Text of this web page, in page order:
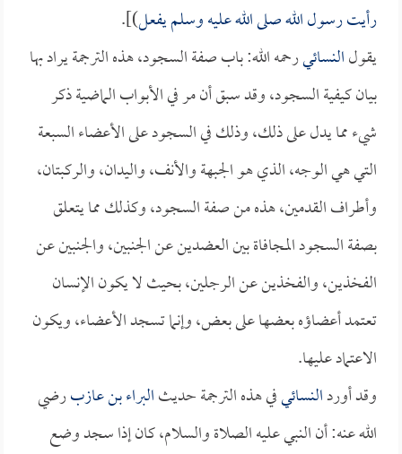
رأيت رسول الله صلى الله عليه وسلم يفعل)].
يقولالنسائيرحمه الله: باب صفة السجود، هذه الترجمة يراد بها
بيان كيفية السجود، وقد سبق أن مر في الأبواب الماضية ذكر
شيء مما يدل على ذلك، وذلك في السجود على الأعضاء السبعة
التي هي الوجه، الذي هو الجبهة والأنف، واليدان، والركبتان،
وأطراف القدمين، هذه من صفة السجود، وكذلك مما يتعلق
بصفة السجود المجافاة بين العضدين عن الجنبين، والجنبين عن
الفخذين، والفخذين عن الرجلين، بحيث لا يكون الإنسان
تعتمد أعضاؤه بعضها على بعض، وإنما تسجد الأعضاء، ويكون
الاعتماد عليها.
وقد أوردالنسائيفي هذه الترجمة حديثالبراء بن عازبرضي
الله عنه: أن النبي عليه الصلاة والسلام، كان إذا سجد وضع